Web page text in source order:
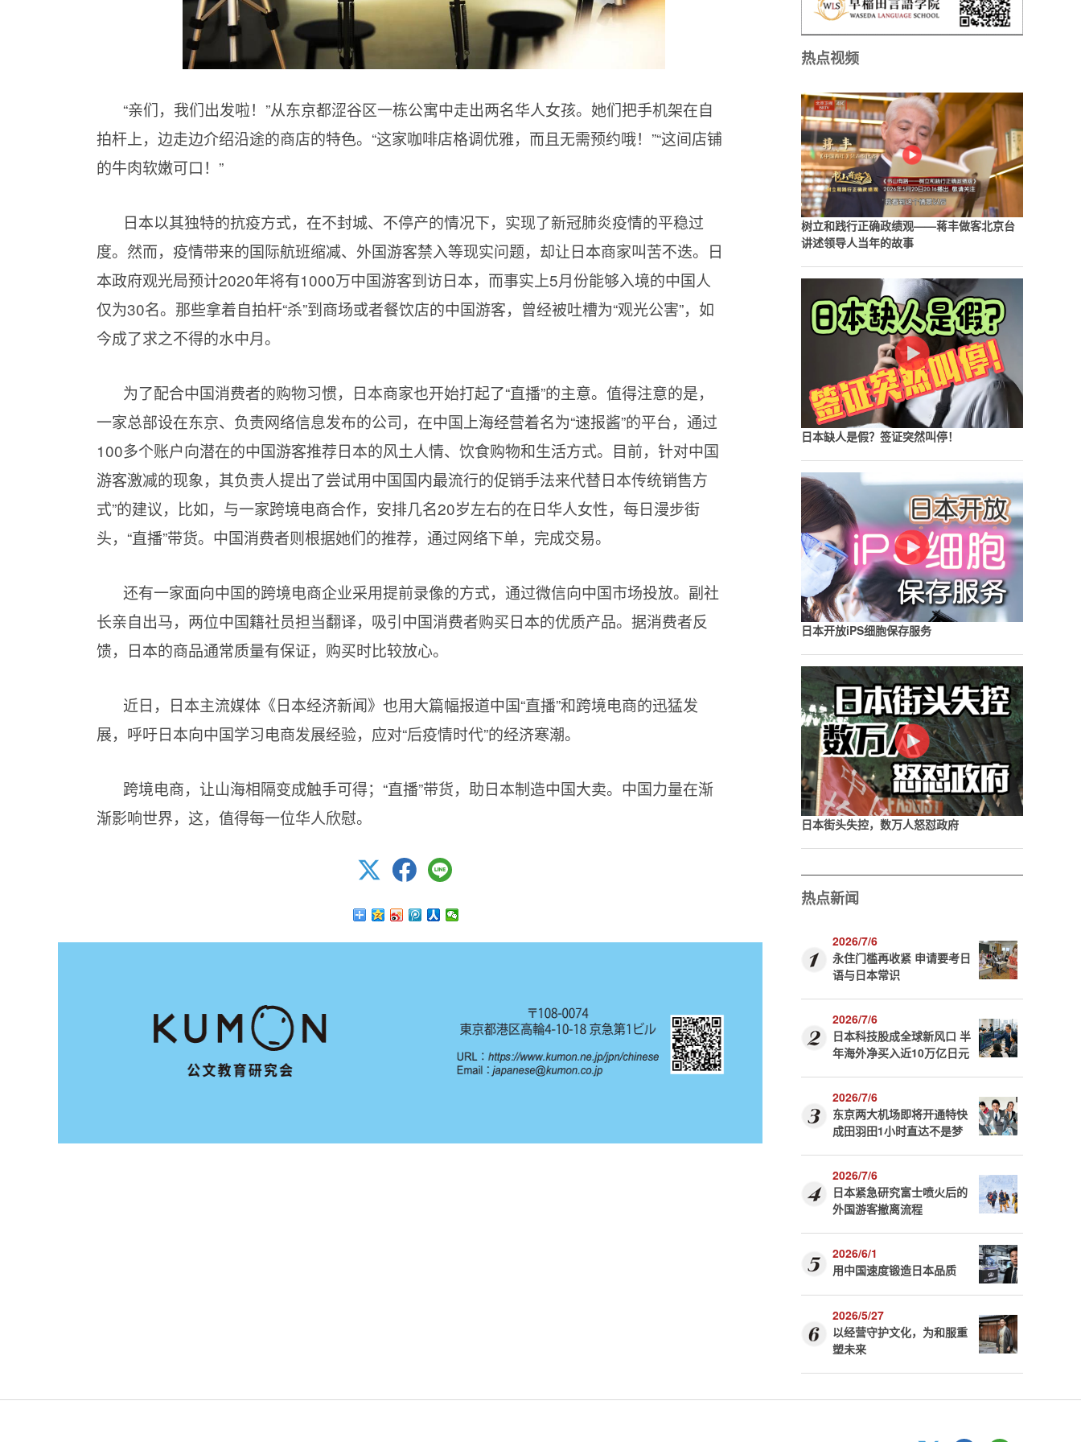
“亲们，我们出发啦！ ”从东京都涩谷区一栋公寓中走出两名华人女孩。她们把手机架在自
拍杆上，边走边介绍沿途的商店的特色。“这家咖啡店格调优雅，而且无需预约哦！”“这间店铺
的牛肉软嫩可口！”
日本以其独特的抗疫方式，在不封城、不停产的情况下，实现了新冠肺炎疫情的平稳过
度。然而，疫情带来的国际航班缩减、外国游客禁入等现实问题，却让日本商家叫苦不迭。日
本政府观光局预计2020年将有1000万中国游客到访日本，而事实上5月份能够入境的中国人
仅为30名。那些拿着自拍杆“杀”到商场或者餐饮店的中国游客，曾经被吐槽为“观光公害”，如
今成了求之不得的水中月。
为了配合中国消费者的购物习惯，日本商家也开始打起了“直播”的主意。值得注意的是，
一家总部设在东京、负责网络信息发布的公司，在中国上海经营着名为“速报酱”的平台，通过
100多个账户向潜在的中国游客推荐日本的风土人情、饮食购物和生活方式。目前，针对中国
游客激减的现象，其负责人提出了尝试用中国国内最流行的促销手法来代替日本传统销售方
式”的建议，比如，与一家跨境电商合作，安排几名20岁左右的在日华人女性，每日漫步街
头，“直播”带货。中国消费者则根据她们的推荐，通过网络下单，完成交易。
还有一家面向中国的跨境电商企业采用提前录像的方式，通过微信向中国市场投放。副社
长亲自出马，两位中国籍社员担当翻译，吸引中国消费者购买日本的优质产品。据消费者反
馈，日本的商品通常质量有保证，购买时比较放心。
近日，日本主流媒体《日本经济新闻》也用大篇幅报道中国“直播”和跨境电商的迅猛发
展，呼吁日本向中国学习电商发展经验，应对“后疫情时代”的经济寒潮。
跨境电商，让山海相隔变成触手可得；“直播”带货，助日本制造中国大卖。中国力量在渐
渐影响世界，这，值得每一位华人欣慰。
热点视频
树立和践行正确政绩观——蒋丰做客北京台
讲述领导人当年的故事
日本缺人是假？签证突然叫停！
日本开放iPS细胞保存服务
日本街头失控，数万人怒怼政府
热点新闻
2026/7/6
永住门槛再收紧 申请要考日
语与日本常识
2026/7/6
日本科技股成全球新风口 半
年海外净买入近10万亿日元
2026/7/6
东京两大机场即将开通特快
成田羽田1小时直达不是梦
2026/7/6
日本紧急研究富士喷火后的
外国游客撤离流程
2026/6/1
用中国速度锻造日本品质
2026/5/27
以经营守护文化，为和服重
塑未来